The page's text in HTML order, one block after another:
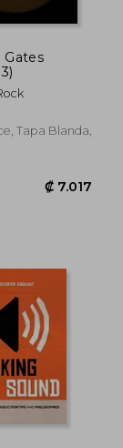
Gates
Tapa Blanda,